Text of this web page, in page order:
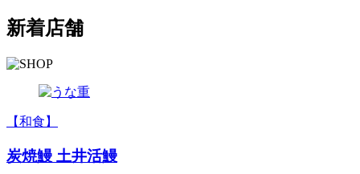
新着店舗
【和食】
炭焼鰻 土井活鰻